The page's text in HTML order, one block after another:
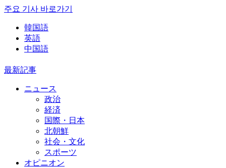
주요 기사 바로가기
韓国語
英語
中国語
最新記事
ニュース
政治
経済
国際・日本
北朝鮮
社会・文化
スポーツ
オピニオン